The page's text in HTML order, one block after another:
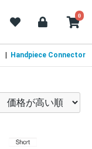
0
| Handpiece Connector